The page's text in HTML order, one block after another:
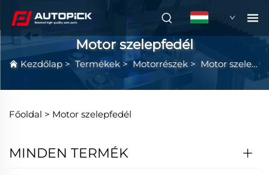
HU
Motor szelepfedél
Kezdőlap > Termékek >Motorrészek > Motor szelepfedél
Főoldal > Motor szelepfedél
MINDEN TERMÉK